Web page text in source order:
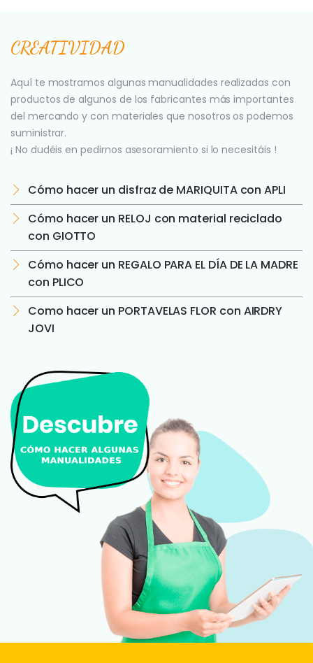
CREATIVIDAD
Aquí te mostramos algunas manualidades realizadas con
productos de algunos de los fabricantes más importantes
del mercando y con materiales que nosotros os podemos
suministrar.
¡ No dudéis en pedirnos asesoramiento si lo necesitáis !
Cómo hacer un disfraz de MARIQUITA con APLI
Cómo hacer un RELOJ con material reciclado
con GIOTTO
Cómo hacer un REGALO PARA EL DÍA DE LA MADRE
con PLICO
Como hacer un PORTAVELAS FLOR con AIRDRY
JOVI